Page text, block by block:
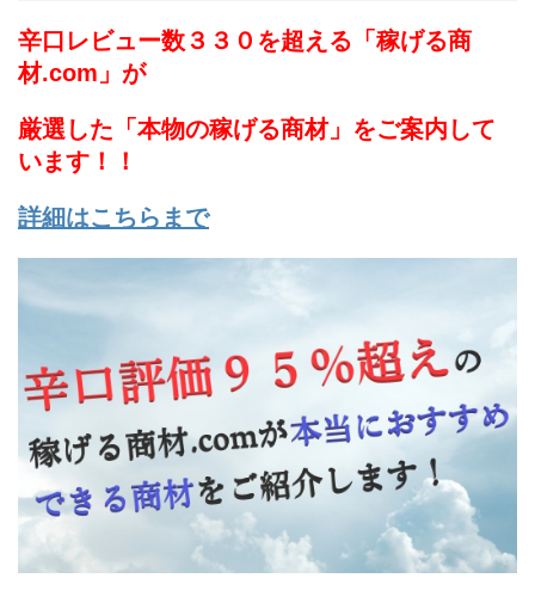
辛口レビュー数３３０を超える「稼げる商
材.com」が
厳選した「本物の稼げる商材」をご案内して
います！！
詳細はこちらまで